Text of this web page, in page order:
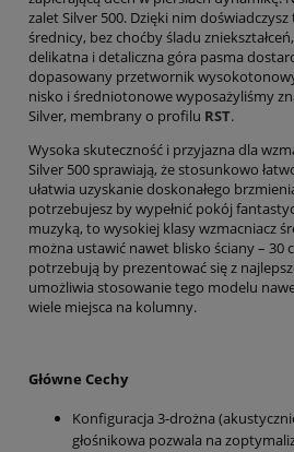
zalet Silver 500. Dzięki nim
średnicy, bez choćby śladu zniekształceń,
delikatna i detaliczna góra pasma
dopasowany przetwornik
nisko i średniotonowe wyposażyliśmy
Silver, membrany o profilu RST.
Wysoka skuteczność i przyjazna dla
Silver 500 sprawiają, że stosunkowo
ułatwia uzyskanie doskonałego
potrzebujesz by wypełnić pokój
muzyką, to wysokiej klasy wzmacniacz
można ustawić nawet blisko ściany – 30
potrzebują by prezentować się z
umożliwia stosowanie tego modelu
wiele miejsca na kolumny.
Główne Cechy
Konfiguracja 3-drożna
głośnikowa pozwala na